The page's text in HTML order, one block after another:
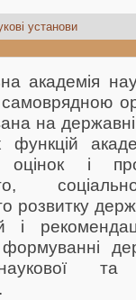
установи
академія
на
функцій
оцінок і
розвитку
і
та